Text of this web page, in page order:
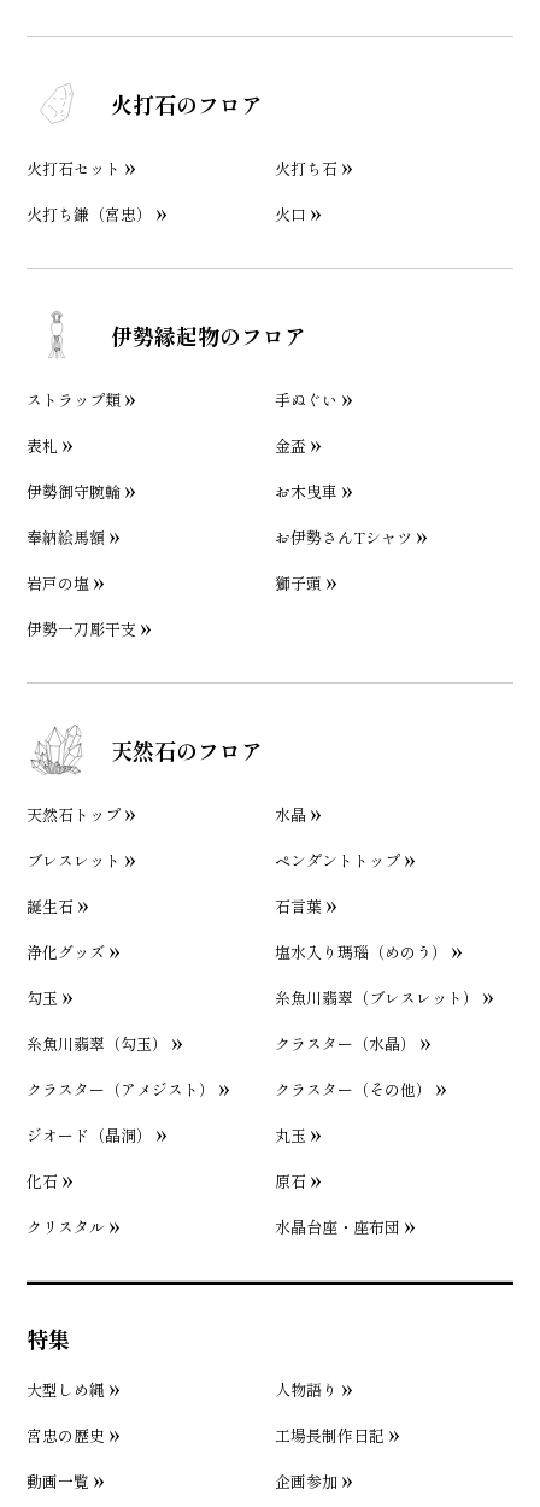
火打石のフロア
火打石セット
火打ち石
火打ち鎌（宮忠）
火口
伊勢縁起物のフロア
ストラップ類
手ぬぐい
表札
金盃
伊勢御守腕輪
お木曳車
奉納絵馬額
お伊勢さんTシャツ
岩戸の塩
獅子頭
伊勢一刀彫干支
天然石のフロア
天然石トップ
水晶
ブレスレット
ペンダントトップ
誕生石
石言葉
浄化グッズ
塩水入り瑪瑙（めのう）
勾玉
糸魚川翡翠（ブレスレット）
糸魚川翡翠（勾玉）
クラスター（水晶）
クラスター（アメジスト）
クラスター（その他）
ジオード（晶洞）
丸玉
化石
原石
クリスタル
水晶台座・座布団
特集
大型しめ縄
人物語り
宮忠の歴史
工場長制作日記
動画一覧
企画参加